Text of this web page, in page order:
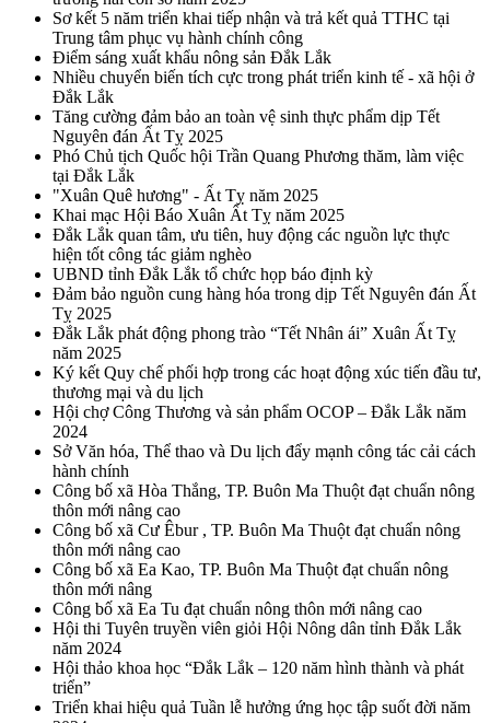
Sơ kết 5 năm triển khai tiếp nhận và trả kết quả TTHC tại
Trung tâm phục vụ hành chính công
Điểm sáng xuất khẩu nông sản Đắk Lắk
Nhiều chuyển biến tích cực trong phát triển kinh tế - xã hội ở
Đắk Lắk
Tăng cường đảm bảo an toàn vệ sinh thực phẩm dịp Tết
Nguyên đán Ất Tỵ 2025
Phó Chủ tịch Quốc hội Trần Quang Phương thăm, làm việc
tại Đắk Lắk
"Xuân Quê hương" - Ất Tỵ năm 2025
Khai mạc Hội Báo Xuân Ất Tỵ năm 2025
Đắk Lắk quan tâm, ưu tiên, huy động các nguồn lực thực
hiện tốt công tác giảm nghèo
UBND tỉnh Đắk Lắk tổ chức họp báo định kỳ
Đảm bảo nguồn cung hàng hóa trong dịp Tết Nguyên đán Ất
Tỵ 2025
Đắk Lắk phát động phong trào “Tết Nhân ái” Xuân Ất Tỵ
năm 2025
Ký kết Quy chế phối hợp trong các hoạt động xúc tiến đầu tư,
thương mại và du lịch
Hội chợ Công Thương và sản phẩm OCOP – Đắk Lắk năm
2024
Sở Văn hóa, Thể thao và Du lịch đẩy mạnh công tác cải cách
hành chính
Công bố xã Hòa Thắng, TP. Buôn Ma Thuột đạt chuẩn nông
thôn mới nâng cao
Công bố xã Cư Êbur , TP. Buôn Ma Thuột đạt chuẩn nông
thôn mới nâng cao
Công bố xã Ea Kao, TP. Buôn Ma Thuột đạt chuẩn nông
thôn mới nâng
Công bố xã Ea Tu đạt chuẩn nông thôn mới nâng cao
Hội thi Tuyên truyền viên giỏi Hội Nông dân tỉnh Đắk Lắk
năm 2024
Hội thảo khoa học “Đắk Lắk – 120 năm hình thành và phát
triển”
Triển khai hiệu quả Tuần lễ hưởng ứng học tập suốt đời năm